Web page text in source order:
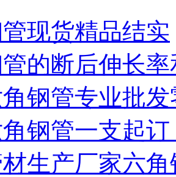
现货精品结实
的断后伸长
钢管专业批
钢管一支起
生产厂家六